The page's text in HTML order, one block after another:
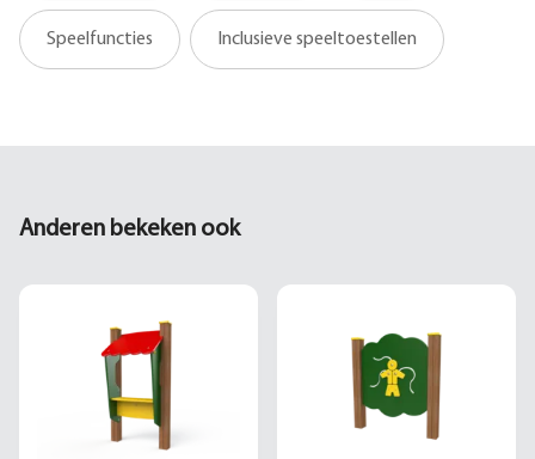
Speelfuncties Inclusieve speeltoestellen
Anderen bekeken ook